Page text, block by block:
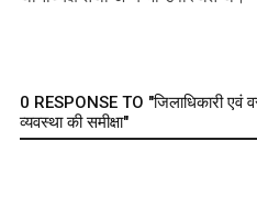
0 RESPONSE TO "जिलाधिकारी एवं
व्यवस्था की समीक्षा"